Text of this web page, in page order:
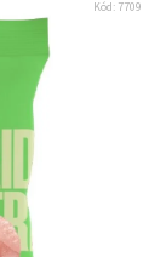
Kód: 7709